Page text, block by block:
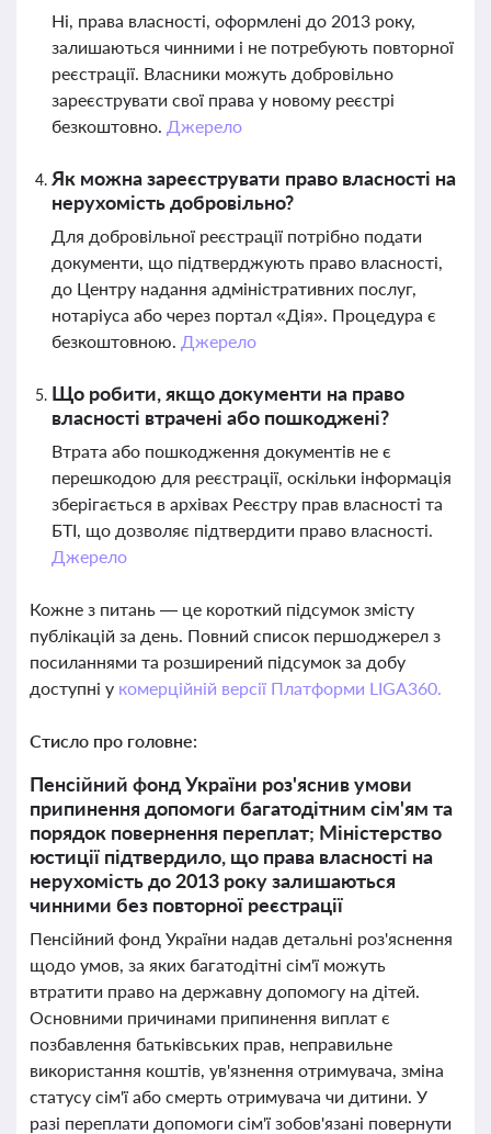
Ні, права власності, оформлені до 2013 року,
залишаються чинними і не потребують повторної
реєстрації. Власники можуть добровільно
зареєструвати свої права у новому реєстрі
безкоштовно. Джерело
Як можна зареєструвати право власності на
нерухомість добровільно?
Для добровільної реєстрації потрібно подати
документи, що підтверджують право власності,
до Центру надання адміністративних послуг,
нотаріуса або через портал «Дія». Процедура є
безкоштовною. Джерело
Що робити, якщо документи на право
власності втрачені або пошкоджені?
Втрата або пошкодження документів не є
перешкодою для реєстрації, оскільки інформація
зберігається в архівах Реєстру прав власності та
БТІ, що дозволяє підтвердити право власності.
Джерело
Кожне з питань — це короткий підсумок змісту
публікацій за день. Повний список першоджерел з
посиланнями та розширений підсумок за добу
доступні у комерційній версії Платформи LIGA360.
Стисло про головне:
Пенсійний фонд України роз'яснив умови
припинення допомоги багатодітним сім'ям та
порядок повернення переплат; Міністерство
юстиції підтвердило, що права власності на
нерухомість до 2013 року залишаються
чинними без повторної реєстрації
Пенсійний фонд України надав детальні роз'яснення
щодо умов, за яких багатодітні сім'ї можуть
втратити право на державну допомогу на дітей.
Основними причинами припинення виплат є
позбавлення батьківських прав, неправильне
використання коштів, ув'язнення отримувача, зміна
статусу сім'ї або смерть отримувача чи дитини. У
разі переплати допомоги сім'ї зобов'язані повернути